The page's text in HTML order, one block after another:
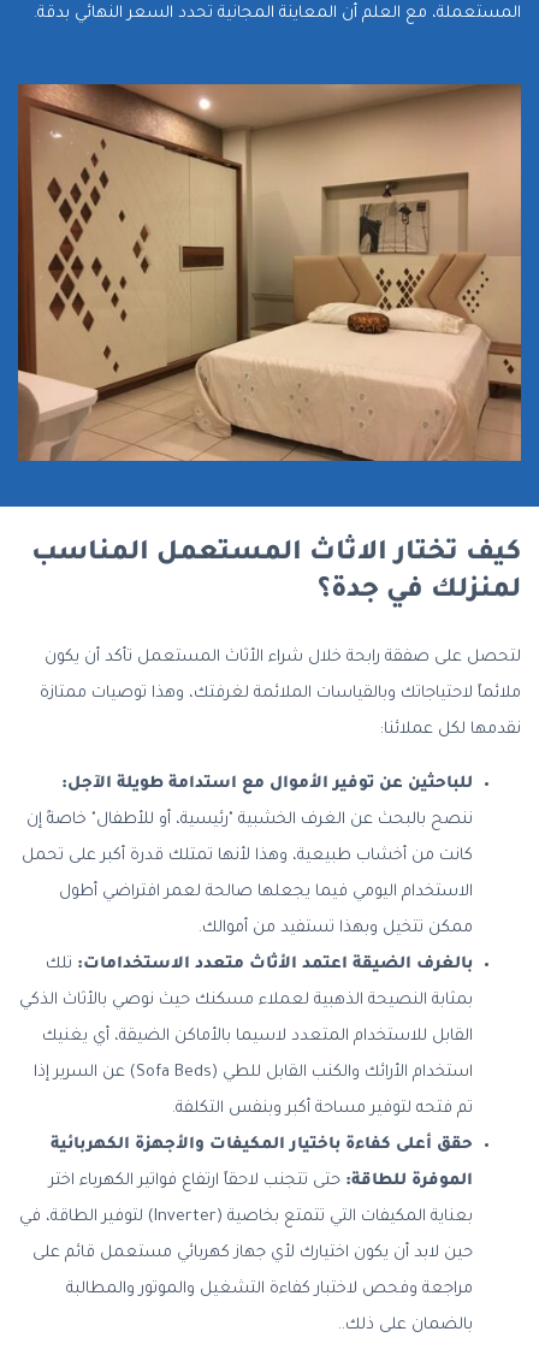
المستعملة، مع العلم أن المعاينة المجانية تحدد السعر النهائي بدقة.
كيف تختار الاثاث المستعمل المناسب
لمنزلك في جدة؟
لتحصل على صفقة رابحة خلال شراء الأثاث المستعمل تأكد أن يكون
ملائماً لاحتياجاتك وبالقياسات الملائمة لغرفتك، وهذا توصيات ممتازة
نقدمها لكل عملائنا:
للباحثين عن توفير الأموال مع استدامة طويلة الآجل:
ننصح بالبحث عن الغرف الخشبية "رئيسية، أو للأطفال" خاصةً إن
كانت من أخشاب طبيعية، وهذا لأنها تمتلك قدرة أكبر على تحمل
الاستخدام اليومي فيما يجعلها صالحة لعمر افتراضي أطول
ممكن تتخيل وبهذا تستفيد من أموالك.
بالغرف الضيقة اعتمد الأثاث متعدد الاستخدامات: تلك
بمثابة النصيحة الذهبية لعملاء مسكنك حيث نوصي بالأثاث الذكي
القابل للاستخدام المتعدد لاسيما بالأماكن الضيقة، أي يغنيك
استخدام الأرائك والكنب القابل للطي (Sofa Beds) عن السرير إذا
تم فتحه لتوفير مساحة أكبر وبنفس التكلفة.
حقق أعلى كفاءة باختيار المكيفات والأجهزة الكهربائية
الموفرة للطاقة: حتى تتجنب لاحقاً ارتفاع فواتير الكهرباء اختر
بعناية المكيفات التي تتمتع بخاصية (Inverter) لتوفير الطاقة، في
حين لابد أن يكون اختيارك لأي جهاز كهربائي مستعمل قائم على
مراجعة وفحص لاختبار كفاءة التشغيل والموتور والمطالبة
بالضمان على ذلك..